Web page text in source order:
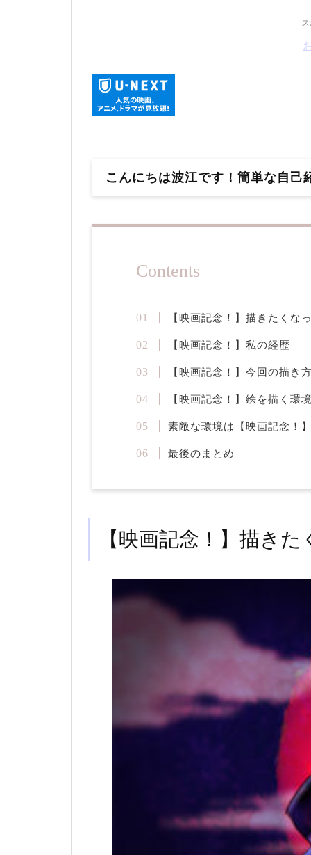
こんにちは波江です！簡単な自己
Contents
【映画記念！】描きたくな
【映画記念！】私の経歴
【映画記念！】今回の描き
【映画記念！】絵を描く環
素敵な環境は【映画記念！
最後のまとめ
【映画記念！】描き